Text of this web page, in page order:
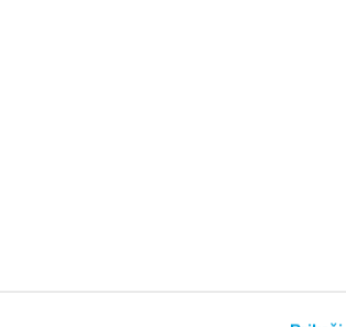
na...
SALSE
kulturnih vrijednosti i baštine